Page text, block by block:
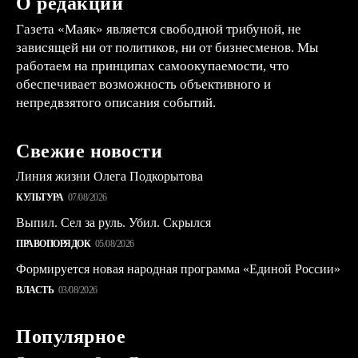
Газета «Маяк» является свободной трибуной, не
зависящей ни от политиков, ни от бизнесменов. Мы
работаем на принципах самоокупаемости, что
обеспечивает возможность объективного и
непредвзятого описания событий.
Свежие новости
Линия жизни Олега Подкорытова
КУЛЬТУРА 07/08/2026
Выпил. Сел за руль. Убил. Скрылся
ПРАВОПОРЯДОК 05/08/2026
Формируется новая народная программа «Единой России»
ВЛАСТЬ 03/08/2026
Популярное